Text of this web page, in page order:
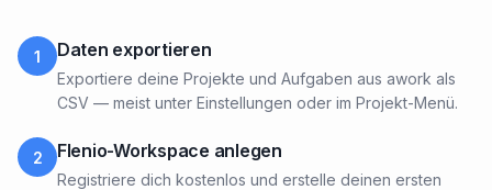
1 Daten exportieren
Exportiere deine Projekte und Aufgaben aus awork als
CSV — meist unter Einstellungen oder im Projekt-Menü.
2 Flenio-Workspace anlegen
Registriere dich kostenlos und erstelle deinen ersten